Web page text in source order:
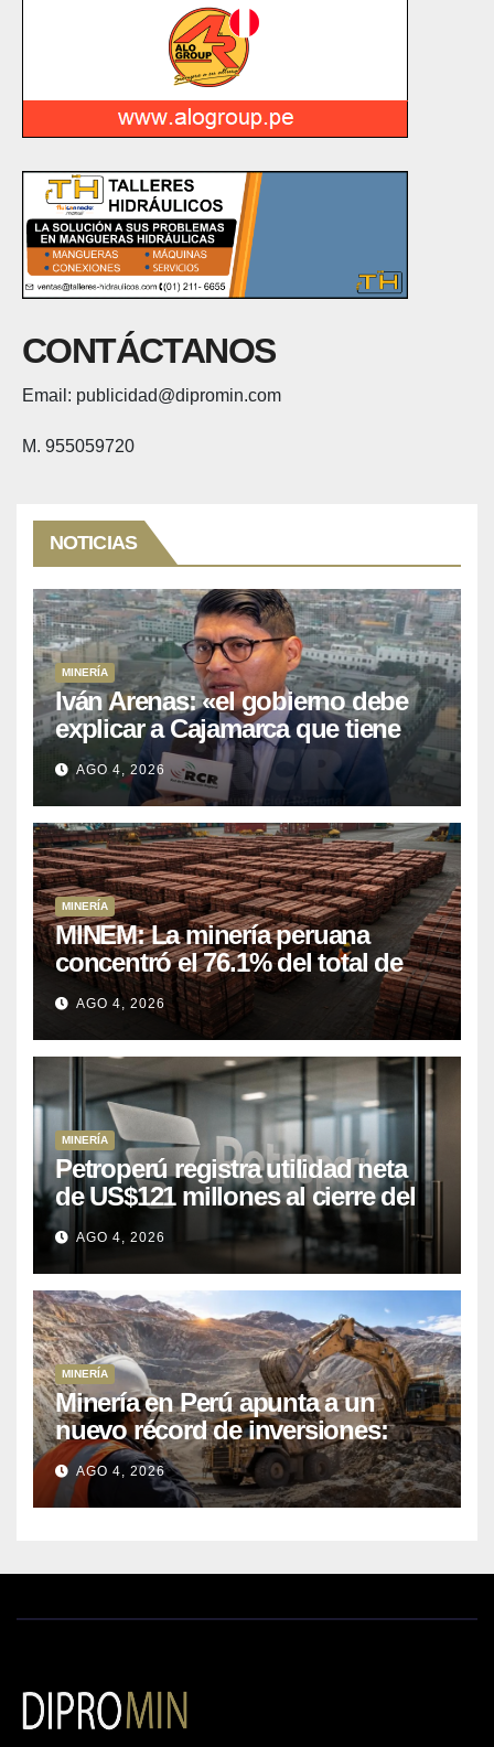
CONTÁCTANOS
Email: publicidad@dipromin.com
M. 955059720
NOTICIAS
MINERÍA
Iván Arenas: «el gobierno debe
explicar a Cajamarca que tiene
US$ 16 mil millones en proyectos
mineros para salir de la pobreza
AGO 4, 2026
MINERÍA
MINEM: La minería peruana
concentró el 76.1% del total de
las exportaciones nacionales
entre enero y abril de 2026
AGO 4, 2026
MINERÍA
Petroperú registra utilidad neta
de US$121 millones al cierre del
primer semestre 2026
AGO 4, 2026
MINERÍA
Minería en Perú apunta a un
nuevo récord de inversiones:
crecen los petitorios y el FMI
insta a destrabar proyectos
AGO 4, 2026